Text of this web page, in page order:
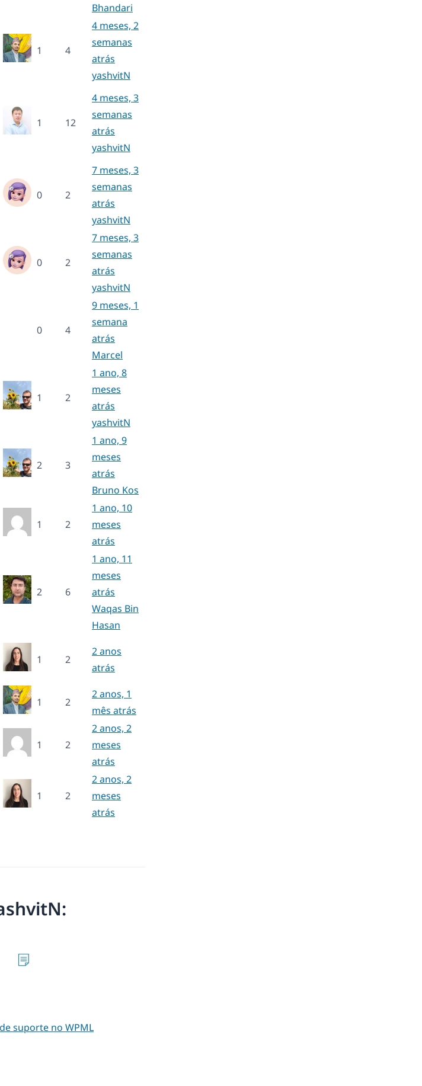
Bhandari
1 4
4 meses, 2
semanas
atrás
yashvitN
1 12
4 meses, 3
semanas
atrás
yashvitN
0 2
7 meses, 3
semanas
atrás
yashvitN
0 2
7 meses, 3
semanas
atrás
yashvitN
0 4
9 meses, 1
semana
atrás
Marcel
1 2
1 ano, 8
meses
atrás
yashvitN
2 3
1 ano, 9
meses
atrás
Bruno Kos
1 2
1 ano, 10
meses
atrás
2 6
1 ano, 11
meses
atrás
Waqas Bin
Hasan
1 2
2 anos
atrás
1 2
2 anos, 1
mês atrás
1 2
2 anos, 2
meses
atrás
1 2
2 anos, 2
meses
atrás
suporte no WPML